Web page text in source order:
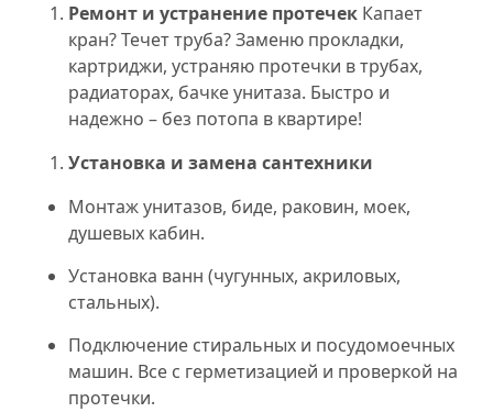
Ремонт и устранение протечек Капает
кран? Течет труба? Заменю прокладки,
картриджи, устраняю протечки в трубах,
радиаторах, бачке унитаза. Быстро и
надежно – без потопа в квартире!
Установка и замена сантехники
Монтаж унитазов, биде, раковин, моек,
душевых кабин.
Установка ванн (чугунных, акриловых,
стальных).
Подключение стиральных и посудомоечных
машин. Все с герметизацией и проверкой на
протечки.